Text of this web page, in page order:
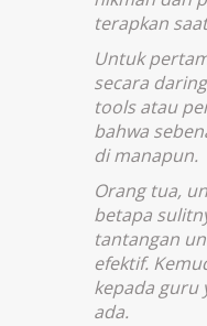
terapkan
Untuk
secara
tools atau
bahwa
di manapun.
Orang tua,
betapa
tantangan
efektif.
kepada guru
ada.